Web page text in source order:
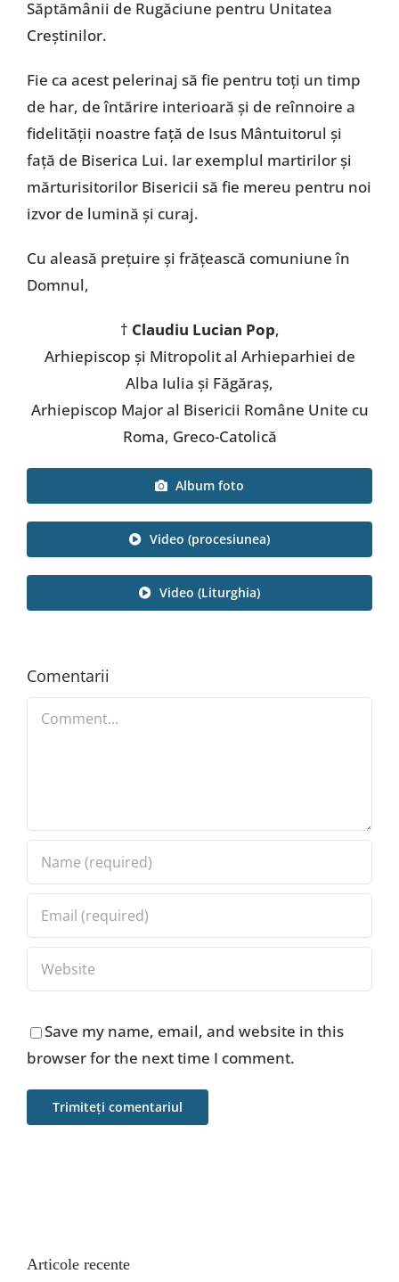
Săptămânii de Rugăciune pentru Unitatea
Creștinilor.
Fie ca acest pelerinaj să fie pentru toți un timp
de har, de întărire interioară și de reînnoire a
fidelității noastre față de Isus Mântuitorul și
față de Biserica Lui. Iar exemplul martirilor și
mărturisitorilor Bisericii să fie mereu pentru noi
izvor de lumină și curaj.
Cu aleasă prețuire și frățească comuniune în
Domnul,
† Claudiu Lucian Pop,
Arhiepiscop și Mitropolit al Arhieparhiei de
Alba Iulia și Făgăraș,
Arhiepiscop Major al Bisericii Române Unite cu
Roma, Greco-Catolică
Album foto
Video (procesiunea)
Video (Liturghia)
Comentarii
Comment
Save my name, email, and website in this
browser for the next time I comment.
Articole recente